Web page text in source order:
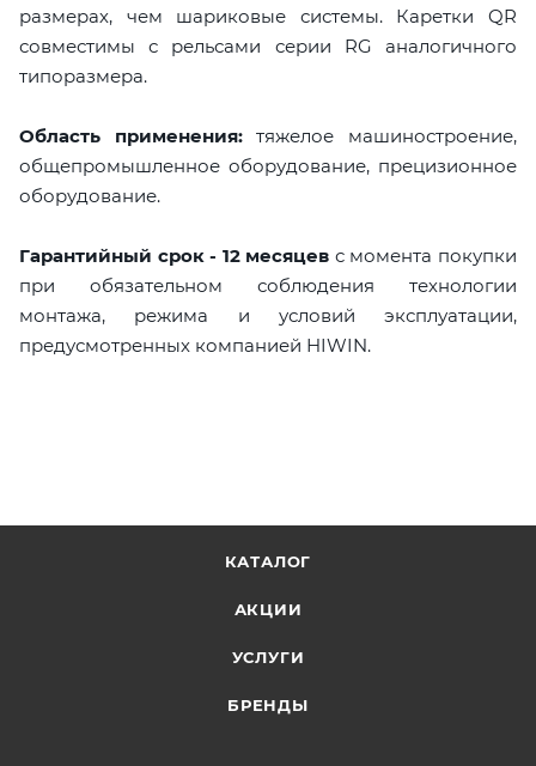
размерах, чем шариковые системы. Каретки QR
совместимы с рельсами серии RG аналогичного
типоразмера.
Область применения:тяжелое машиностроение,
общепромышленное оборудование, прецизионное
оборудование.
Гарантийный срок - 12 месяцев с момента покупки
при обязательном соблюдения технологии
монтажа, режима и условий эксплуатации,
предусмотренных компанией HIWIN.
КАТАЛОГ
АКЦИИ
УСЛУГИ
БРЕНДЫ